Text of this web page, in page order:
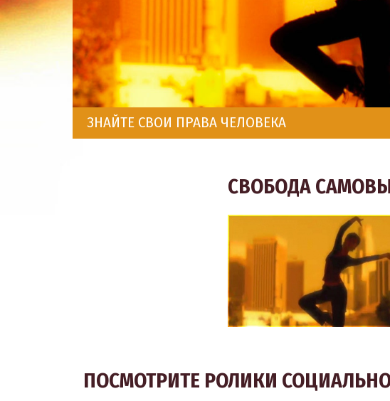
ЗНАЙТЕ СВОИ ПРАВА ЧЕЛОВЕКА
СВОБОДА
ПОСМОТРИТЕ РОЛИКИ